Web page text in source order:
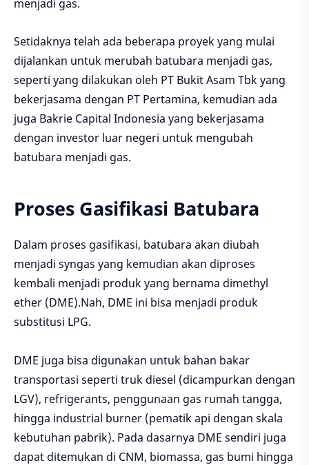
menjadi gas.
Setidaknya telah ada beberapa proyek yang mulai
dijalankan untuk merubah batubara menjadi gas,
seperti yang dilakukan oleh PT Bukit Asam Tbk yang
bekerjasama dengan PT Pertamina, kemudian ada
juga Bakrie Capital Indonesia yang bekerjasama
dengan investor luar negeri untuk mengubah
batubara menjadi gas.
Proses Gasifikasi Batubara
Dalam proses gasifikasi, batubara akan diubah
menjadi syngas yang kemudian akan diproses
kembali menjadi produk yang bernama dimethyl
ether (DME).Nah, DME ini bisa menjadi produk
substitusi LPG.
DME juga bisa digunakan untuk bahan bakar
transportasi seperti truk diesel (dicampurkan dengan
LGV), refrigerants, penggunaan gas rumah tangga,
hingga industrial burner (pematik api dengan skala
kebutuhan pabrik). Pada dasarnya DME sendiri juga
dapat ditemukan di CNM, biomassa, gas bumi hingga